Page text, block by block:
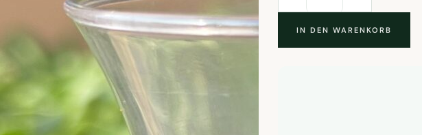
IN DEN WARENKORB